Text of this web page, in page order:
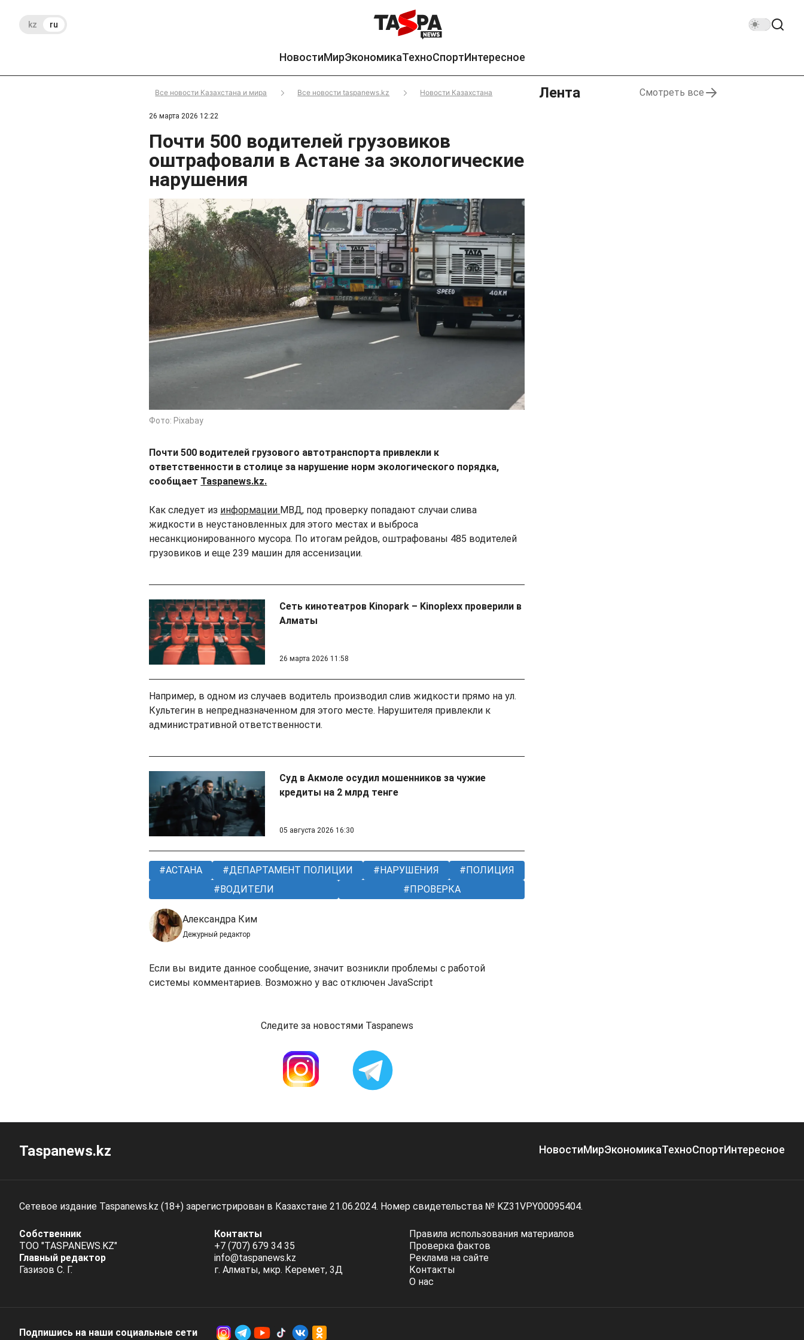
kz ru
НовостиМирЭкономикаТехноСпортИнтересное
Все новости Казахстана и мира Все новости taspanews.kz Новости Казахстана
26 марта 2026 12:22
Почти 500 водителей грузовиков
оштрафовали в Астане за экологические
нарушения
Фото: Pixabay
Почти 500 водителей грузового автотранспорта привлекли к
ответственности в столице за нарушение норм экологического порядка,
сообщает Taspanews.kz.
Как следует из информации МВД, под проверку попадают случаи слива
жидкости в неустановленных для этого местах и выброса
несанкционированного мусора. По итогам рейдов, оштрафованы 485 водителей
грузовиков и еще 239 машин для ассенизации.
Сеть кинотеатров Kinopark – Kinoplexх проверили в
Алматы
26 марта 2026 11:58
Например, в одном из случаев водитель производил слив жидкости прямо на ул.
Культегин в непредназначенном для этого месте. Нарушителя привлекли к
административной ответственности.
Суд в Акмоле осудил мошенников за чужие
кредиты на 2 млрд тенге
05 августа 2026 16:30
АСТАНА ДЕПАРТАМЕНТ ПОЛИЦИИ НАРУШЕНИЯ
ПОЛИЦИЯ
ВОДИТЕЛИ
ПРОВЕРКА
Александра Ким
Дежурный редактор
Если вы видите данное сообщение, значит возникли проблемы с работой
системы комментариев. Возможно у вас отключен JavaScript
Следите за новостями Taspanews
Лента Смотреть все
Taspanews.kz НовостиМирЭкономикаТехноСпортИнтересное
Сетевое издание Taspanews.kz (18+) зарегистрирован в Казахстане 21.06.2024. Номер свидетельства № KZ31VPY00095404.
Собственник
ТОО "TASPANEWS.KZ"
Главный редактор
Газизов С. Г.
Контакты
+7 (707) 679 34 35
info@taspanews.kz
г. Алматы, мкр. Керемет, 3Д
Правила использования материалов
Проверка фактов
Реклама на сайте
Контакты
О нас
Подпишись на наши социальные cети